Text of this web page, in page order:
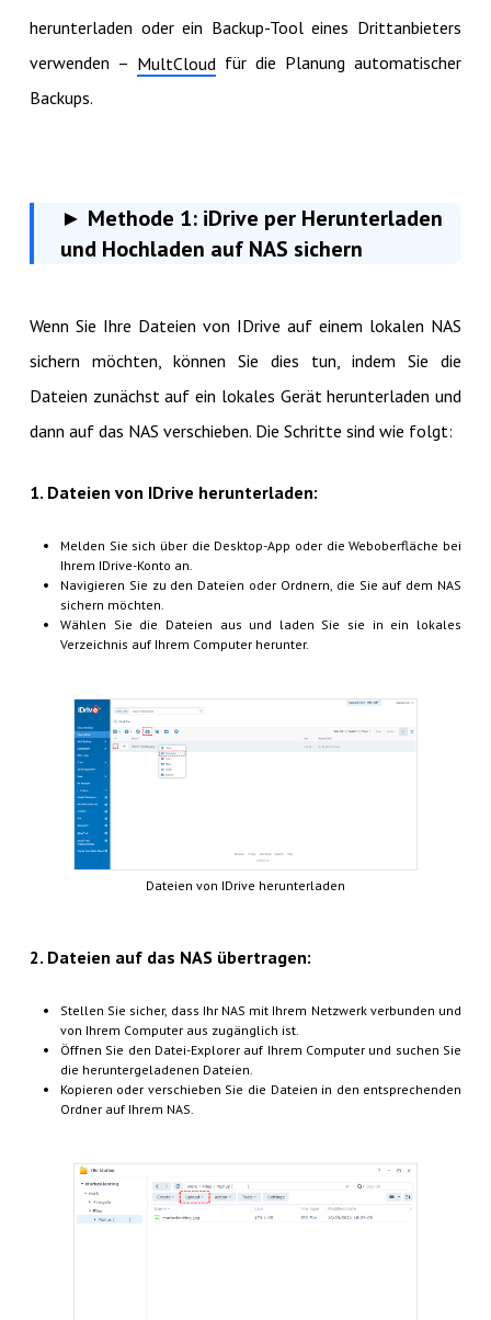
herunterladen oder ein Backup-Tool eines Drittanbieters
verwenden – MultCloud für die Planung automatischer
Backups.
► Methode 1: iDrive per Herunterladen
und Hochladen auf NAS sichern
Wenn Sie Ihre Dateien von IDrive auf einem lokalen NAS
sichern möchten, können Sie dies tun, indem Sie die
Dateien zunächst auf ein lokales Gerät herunterladen und
dann auf das NAS verschieben. Die Schritte sind wie folgt:
1. Dateien von IDrive herunterladen:
Melden Sie sich über die Desktop-App oder die Weboberfläche bei
Ihrem IDrive-Konto an.
Navigieren Sie zu den Dateien oder Ordnern, die Sie auf dem NAS
sichern möchten.
Wählen Sie die Dateien aus und laden Sie sie in ein lokales
Verzeichnis auf Ihrem Computer herunter.
Dateien von IDrive herunterladen
2. Dateien auf das NAS übertragen:
Stellen Sie sicher, dass Ihr NAS mit Ihrem Netzwerk verbunden und
von Ihrem Computer aus zugänglich ist.
Öffnen Sie den Datei-Explorer auf Ihrem Computer und suchen Sie
die heruntergeladenen Dateien.
Kopieren oder verschieben Sie die Dateien in den entsprechenden
Ordner auf Ihrem NAS.